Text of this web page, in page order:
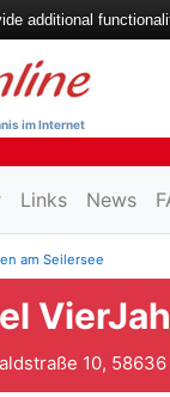
im Internet
Links News
am Seilersee
10,
additional